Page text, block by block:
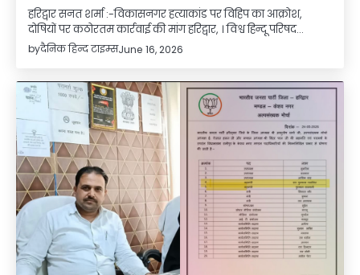
हरिद्वार सनत शर्मा :-विकासनगर हत्याकांड पर विहिप का आक्रोश,
दोषियों पर कठोरतम कार्रवाई की मांग हरिद्वार, । विश्व हिन्दू परिषद…
byदैनिक हिन्द टाइम्सJune 16, 2026